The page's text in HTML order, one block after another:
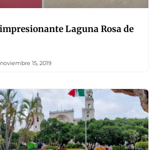
Laguna Rosa de
noviembre 15, 2019